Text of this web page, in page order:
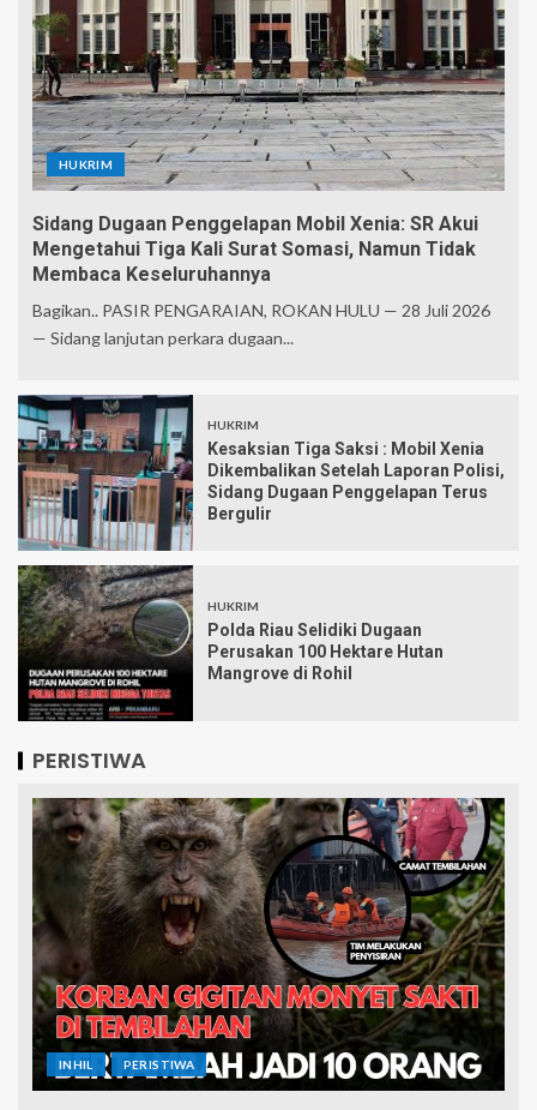
HUKRIM
Sidang Dugaan Penggelapan Mobil Xenia: SR Akui
Mengetahui Tiga Kali Surat Somasi, Namun Tidak
Membaca Keseluruhannya
Bagikan.. PASIR PENGARAIAN, ROKAN HULU — 28 Juli 2026
— Sidang lanjutan perkara dugaan...
HUKRIM
Kesaksian Tiga Saksi : Mobil Xenia
Dikembalikan Setelah Laporan Polisi,
Sidang Dugaan Penggelapan Terus
Bergulir
HUKRIM
Polda Riau Selidiki Dugaan
Perusakan 100 Hektare Hutan
Mangrove di Rohil
PERISTIWA
INHIL PERISTIWA